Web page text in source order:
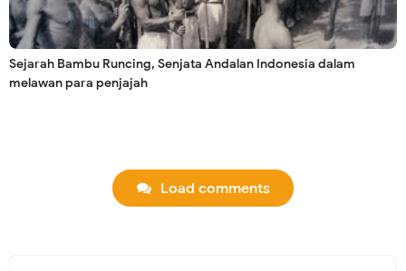
Sejarah Bambu Runcing, Senjata Andalan Indonesia dalam
melawan para penjajah
Load comments